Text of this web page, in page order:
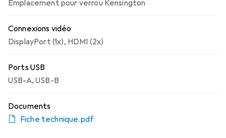
Emplacement pour verrou Kensington
Connexions vidéo
DisplayPort (1x), HDMI (2x)
Ports USB
USB-A,USB-B
Documents
Fiche technique.pdf